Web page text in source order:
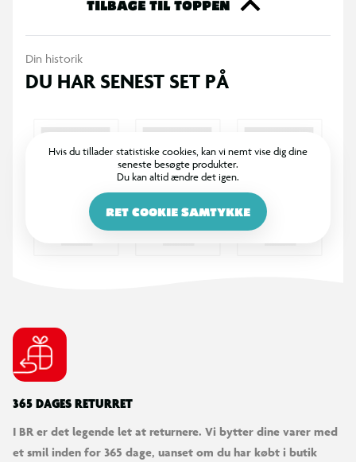
TILBAGE TIL TOPPEN
Din historik
DU HAR SENEST SET PÅ
Hvis du tillader statistiske cookies, kan vi nemt vise dig dine
seneste besøgte produkter.
Du kan altid ændre det igen.
RET COOKIE SAMTYKKE
365 DAGES RETURRET
I BR er det legende let at returnere. Vi bytter dine varer med
et smil inden for 365 dage, uanset om du har købt i butik